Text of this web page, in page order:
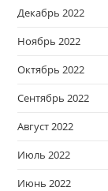
Декабрь 2022
Ноябрь 2022
Октябрь 2022
Сентябрь 2022
Август 2022
Июль 2022
Июнь 2022